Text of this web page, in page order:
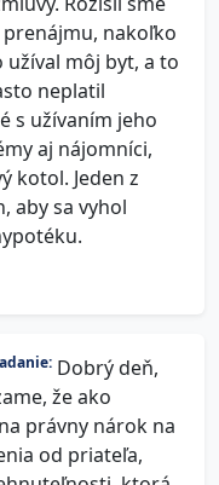
prenájmu, nakoľko
môj byt, a to
neplatil
s užívaním jeho
aj nájomníci,
kotol. Jeden z
aby sa vyhol
Dobrý deň,
že ako
právny nárok na
od priateľa,